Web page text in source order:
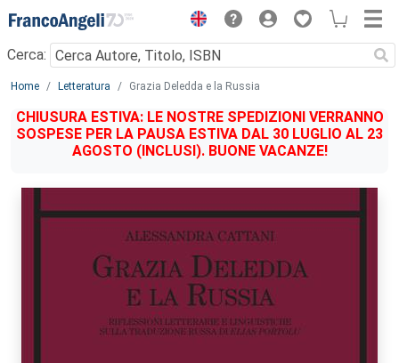
Menu
Cerca:
Main content
Home Letteratura Grazia Deledda e la Russia
CHIUSURA ESTIVA: LE NOSTRE SPEDIZIONI VERRANNO
SOSPESE PER LA PAUSA ESTIVA DAL 30 LUGLIO AL 23
AGOSTO (INCLUSI). BUONE VACANZE!